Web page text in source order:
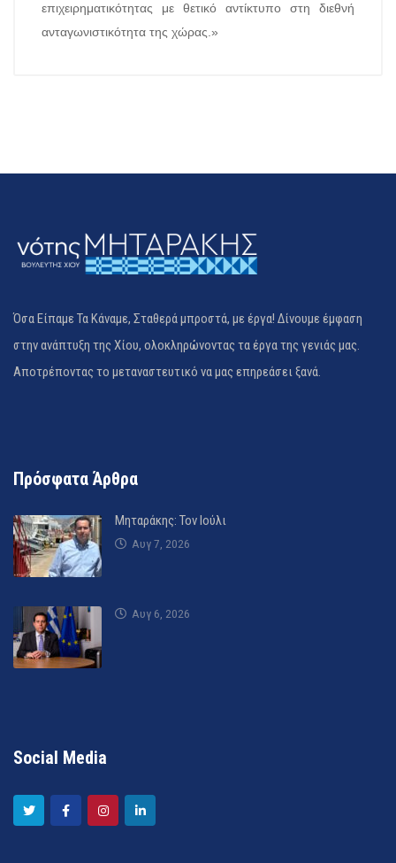
επιχειρηματικότητας με θετικό αντίκτυπο στη διεθνή
ανταγωνιστικότητα της χώρας.»
Όσα Είπαμε Τα Κάναμε, Σταθερά μπροστά, με έργα! Δίνουμε έμφαση
στην ανάπτυξη της Χίου, ολοκληρώνοντας τα έργα της γενιάς μας.
Αποτρέποντας το μεταναστευτικό να μας επηρεάσει ξανά.
Πρόσφατα Άρθρα
Μηταράκης: Τον Ιούλι
Αυγ 7, 2026
Αυγ 6, 2026
Social Media